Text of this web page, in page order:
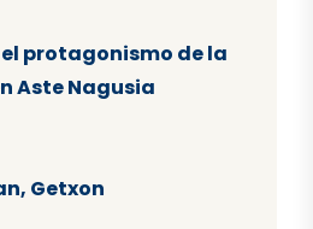
protagonismo de la
Aste Nagusia
Getxon